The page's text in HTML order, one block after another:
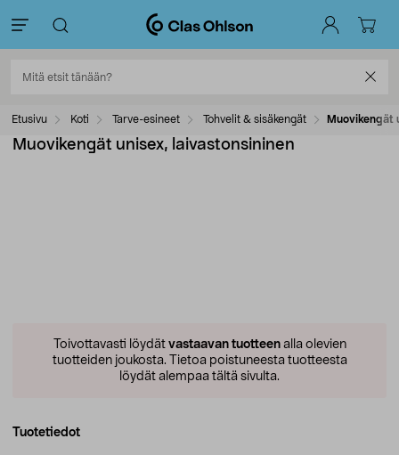
Etusivu Koti Tarve-esineet Tohvelit & sisäkengät Muovikengät
Muovikengät unisex, laivastonsininen
Toivottavasti löydät vastaavan tuotteenalla olevien
tuotteiden joukosta. Tietoa poistuneesta tuotteesta
löydät alempaa tältä sivulta.
Tuotetiedot